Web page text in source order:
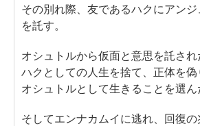
その別れ際、友であるハクにアン
を託す。
オシュトルから仮面と意思を託され
ハクとしての人生を捨て、正体を
オシュトルとして生きることを選ん
そしてエンナカムイに逃れ、回復